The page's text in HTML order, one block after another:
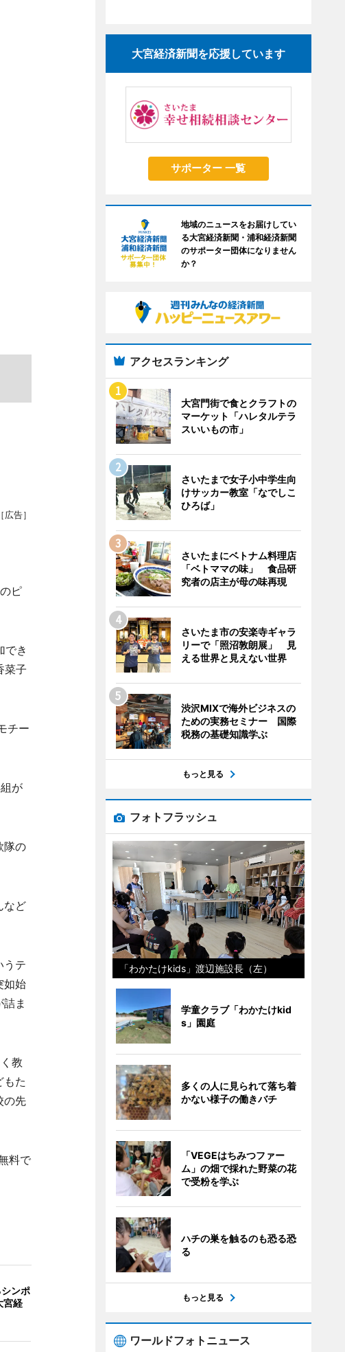
［広告］
ピ
でき
菜子
チー
が
隊の
など
うテ
如始
ま
教
もた
の先
料で
ンポ
宮経
大宮経済新聞を応援しています
サポーター 一覧
地域のニュースをお届けしてい
る大宮経済新聞・浦和経済新聞
のサポーター団体になりません
か？
アクセスランキング
大宮門街で食とクラフトの
マーケット「ハレタルテラ
スいいもの市」
さいたまで女子小中学生向
けサッカー教室「なでしこ
ひろば」
さいたまにベトナム料理店
「ベトママの味」 食品研
究者の店主が母の味再現
さいたま市の安楽寺ギャラ
リーで「照沼敦朗展」 見
える世界と見えない世界
渋沢MIXで海外ビジネスの
ための実務セミナー 国際
税務の基礎知識学ぶ
もっと見る
フォトフラッシュ
「わかたけkids」渡辺施設長（左）
学童クラブ「わかたけkid
s」園庭
多くの人に見られて落ち着
かない様子の働きバチ
「VEGEはちみつファー
ム」の畑で採れた野菜の花
で受粉を学ぶ
ハチの巣を触るのも恐る恐
る
もっと見る
ワールドフォトニュース